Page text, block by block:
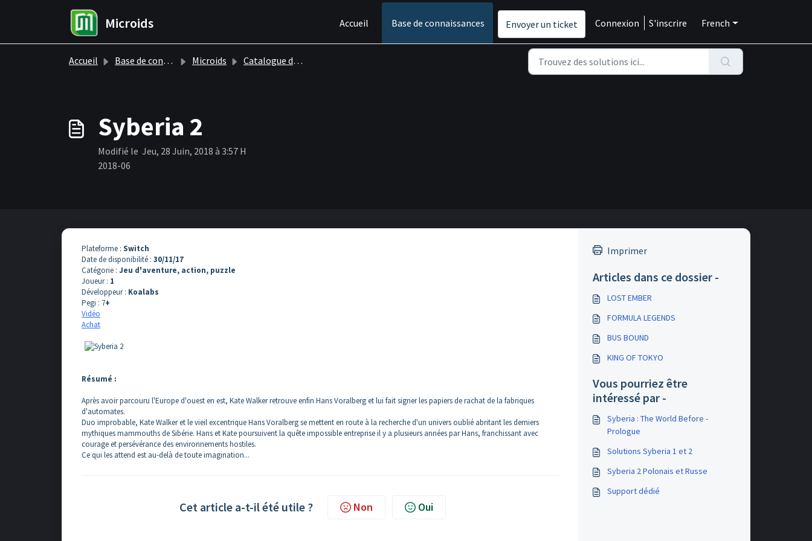
Microids Accueil Base de connaissances Envoyer un ticket Connexion S'inscrire French
Accueil Base de connaissances Microids Catalogue de jeux
Syberia 2
Modifié le Jeu, 28 Juin, 2018 à 3:57 H
2018-06
Plateforme : Switch
Date de disponibilité : 30/11/17
Catégorie : Jeu d'aventure, action, puzzle
Joueur : 1
Développeur : Koalabs
Pegi : 7+
Vidéo
Achat
Résumé :
Après avoir parcouru l'Europe d'ouest en est, Kate Walker retrouve enfin Hans Voralberg et lui fait signer les papiers de rachat de la fabriques
d'automates.
Duo improbable, Kate Walker et le vieil excentrique Hans Voralberg se mettent en route à la recherche d'un univers oublié abritant les derniers
mythiques mammouths de Sibérie. Hans et Kate poursuivent la quête impossible entreprise il y a plusieurs années par Hans, franchissant avec
courage et persévérance des environnements hostiles.
Ce qui les attend est au-delà de toute imagination...
Cet article a-t-il été utile ? Non Oui
Imprimer
Articles dans ce dossier -
LOST EMBER
FORMULA LEGENDS
BUS BOUND
KING OF TOKYO
Vous pourriez être
intéressé par -
Syberia : The World Before -
Prologue
Solutions Syberia 1 et 2
Syberia 2 Polonais et Russe
Support dédié